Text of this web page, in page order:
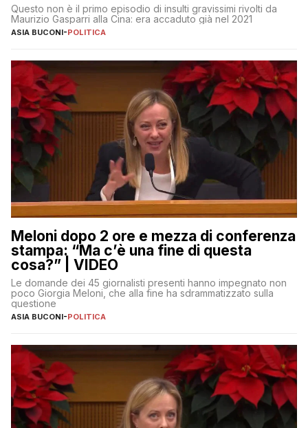
Questo non è il primo episodio di insulti gravissimi rivolti da
Maurizio Gasparri alla Cina: era accaduto già nel 2021
ASIA BUCONI-POLITICA
Meloni dopo 2 ore e mezza di conferenza
stampa: “Ma c’è una fine di questa
cosa?” | VIDEO
Le domande dei 45 giornalisti presenti hanno impegnato non
poco Giorgia Meloni, che alla fine ha sdrammatizzato sulla
questione
ASIA BUCONI-POLITICA